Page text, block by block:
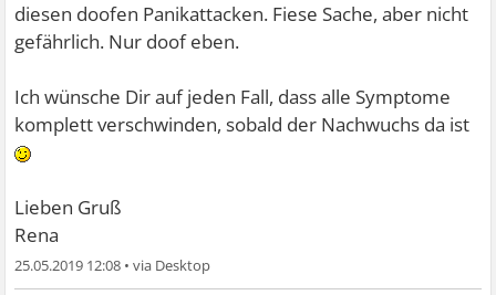
diesen doofen Panikattacken. Fiese Sache, aber nicht
gefährlich. Nur doof eben.
Ich wünsche Dir auf jeden Fall, dass alle Symptome
komplett verschwinden, sobald der Nachwuchs da ist
Lieben Gruß
Rena
25.05.2019 12:08 •